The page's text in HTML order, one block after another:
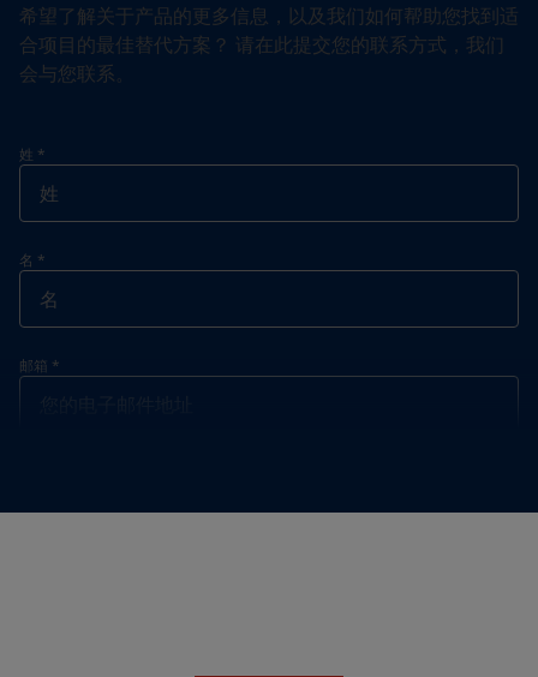
希望了解关于产品的更多信息，以及我们如何帮助您找到适
合项目的最佳替代方案？ 请在此提交您的联系方式，我们
会与您联系。
姓 *
名 *
邮箱 *
+86